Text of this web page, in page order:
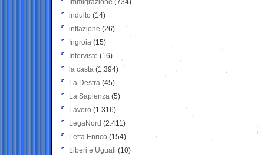
Immigrazione (734)
indulto (14)
inflazione (26)
Ingroia (15)
Interviste (16)
la casta (1.394)
La Destra (45)
La Sapienza (5)
Lavoro (1.316)
LegaNord (2.411)
Letta Enrico (154)
Liberi e Uguali (10)